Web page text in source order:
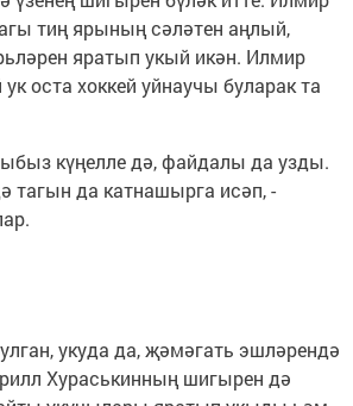
тиң ярының сәләтен аңлый,
яратып укый икән. Илмир
оста хоккей уйнаучы буларак та
күңелле дә, файдалы да узды.
тагын да катнашырга исәп, -
укуда да, җәмәгать эшләрендә
Хураськинның шигырен дә